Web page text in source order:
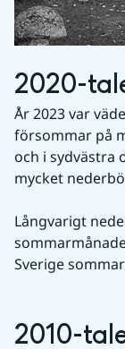
2020-
År 2023 var
försommar på
och i sydvästra
mycket
Långvarigt
Sverige
2010-